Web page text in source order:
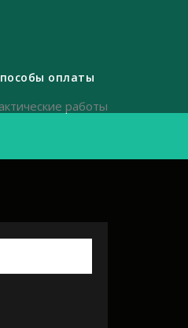
оплаты
работы